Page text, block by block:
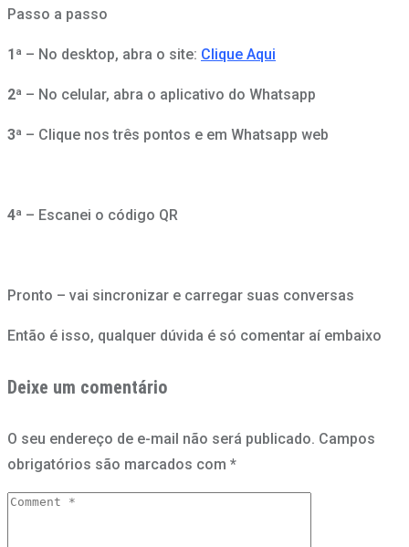
Passo a passo
1ª – No desktop, abra o site: Clique Aqui
2ª – No celular, abra o aplicativo do Whatsapp
3ª – Clique nos três pontos e em Whatsapp web
4ª – Escanei o código QR
Pronto – vai sincronizar e carregar suas conversas
Então é isso, qualquer dúvida é só comentar aí embaixo
Deixe um comentário
O seu endereço de e-mail não será publicado. Campos
obrigatórios são marcados com *